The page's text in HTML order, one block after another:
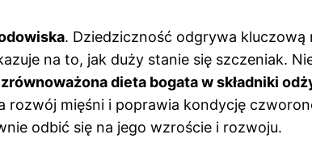
. Dziedziczność odgrywa kluczową
na to, jak duży stanie się szczeniak.
zrównoważona dieta bogata w składniki
mięśni i poprawia kondycję
odbić się na jego wzroście i rozwoju.